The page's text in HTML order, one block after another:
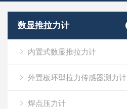
数显推拉力计
内置式数显推拉力计
外置板环型拉力传感器测力计
焊点压力计